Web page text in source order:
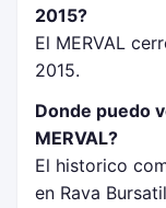
2015?
El MERVAL
2015.
Donde puedo
MERVAL?
El historico
en Rava